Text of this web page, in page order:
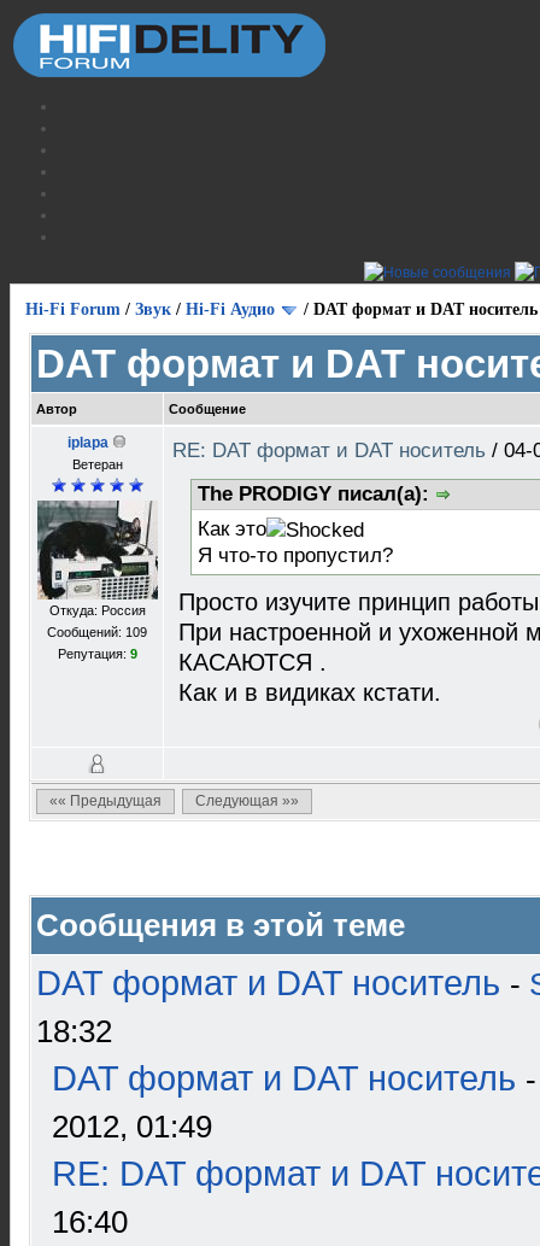
Hi-Fi Forum / Звук / Hi-Fi Аудио / DAT формат и DAT носитель
DAT формат и DAT
Автор Сообщение
iplapa
Ветеран
Откуда: Россия
Сообщений: 109
Репутация: 9
RE: DAT формат и DAT носитель / 04-
The PRODIGY писал(а):
Как это
Я что-то пропустил?
Просто изучите принцип
При настроенной и ухоженной
КАСАЮТСЯ .
Как и в видиках кстати.
«« Предыдущая Следующая »»
Сообщения в этой теме
DAT формат и DAT носитель -
18:32
DAT формат и DAT носитель
2012, 01:49
RE: DAT формат и DAT
16:40